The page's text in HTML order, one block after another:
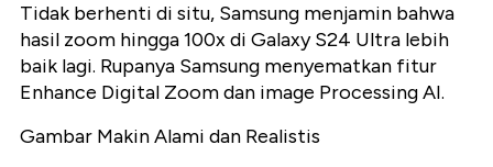
Tidak berhenti di situ, Samsung menjamin bahwa
hasil zoom hingga 100x di Galaxy S24 Ultra lebih
baik lagi. Rupanya Samsung menyematkan fitur
Enhance Digital Zoom dan image Processing AI.
Gambar Makin Alami dan Realistis